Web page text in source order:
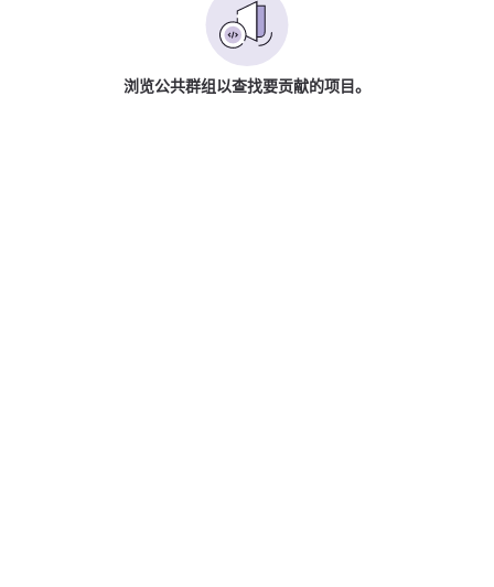
浏览公共群组以查找要贡献的项目。